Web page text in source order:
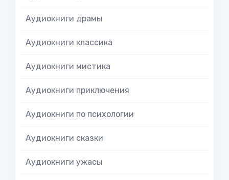
Аудиокниги драмы
Аудиокниги классика
Аудиокниги мистика
Аудиокниги приключения
Аудиокниги по психологии
Аудиокниги сказки
Аудиокниги ужасы